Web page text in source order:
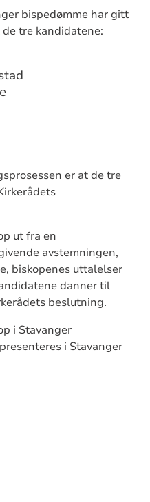
bispedømme har gitt
tre kandidatene:
er at de tre
ut fra en
avstemningen,
biskopenes uttalelser
danner til
beslutning.
i Stavanger
i Stavanger